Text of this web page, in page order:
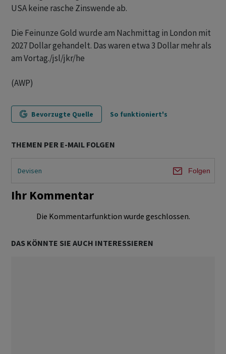
USA keine rasche Zinswende ab.
Die Feinunze Gold wurde am Nachmittag in London mit
2027 Dollar gehandelt. Das waren etwa 3 Dollar mehr als
am Vortag./jsl/jkr/he
(AWP)
Bevorzugte Quelle So funktioniert's
THEMEN PER E-MAIL FOLGEN
Devisen Folgen
Ihr Kommentar
Die Kommentarfunktion wurde geschlossen.
DAS KÖNNTE SIE AUCH INTERESSIEREN